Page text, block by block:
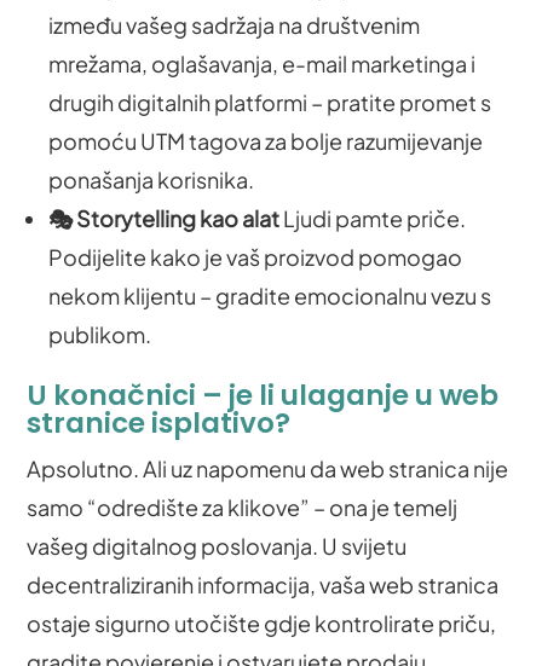
između vašeg sadržaja na društvenim
mrežama, oglašavanja, e-mail marketinga i
drugih digitalnih platformi – pratite promet s
pomoću UTM tagova za bolje razumijevanje
ponašanja korisnika.
🎭 Storytelling kao alatLjudi pamte priče.
Podijelite kako je vaš proizvod pomogao
nekom klijentu – gradite emocionalnu vezu s
publikom.
U konačnici – je li ulaganje u web
stranice isplativo?
Apsolutno. Ali uz napomenu da web stranica nije
samo “odredište za klikove” – ona je temelj
vašeg digitalnog poslovanja. U svijetu
decentraliziranih informacija, vaša web stranica
ostaje sigurno utočište gdje kontrolirate priču,